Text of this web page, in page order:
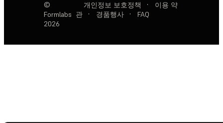
©
Formlabs
2026
개인정보 보호정책 ·
이용 약
관
· 경품행사 · FAQ